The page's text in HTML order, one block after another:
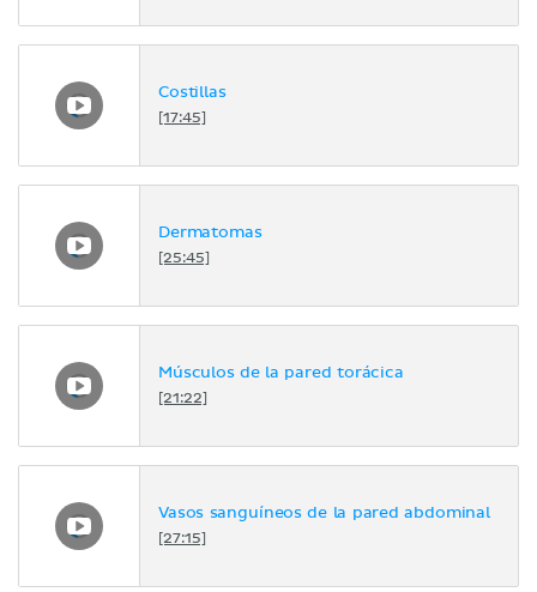
Costillas
[17:45]
Dermatomas
[25:45]
Músculos de la pared torácica
[21:22]
Vasos sanguíneos de la pared abdominal
[27:15]